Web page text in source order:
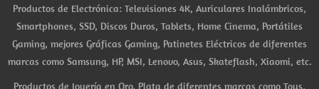
Productos de Electrónica: Televisiones 4K, Auriculares Inalámbricos,
Smartphones, SSD, Discos Duros, Tablets, Home Cinema, Portátiles
Gaming, mejores Gráficas Gaming, Patinetes Eléctricos de diferentes
marcas como Samsung, HP, MSI, Lenovo, Asus, Skateflash, Xiaomi, etc.
Productos de Joyería en Oro, Plata de diferentes marcas como Tous,